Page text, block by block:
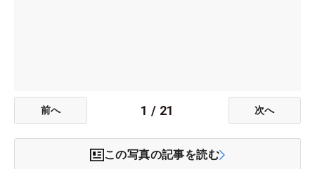
前へ 1 / 21 次へ
この写真の記事を読む